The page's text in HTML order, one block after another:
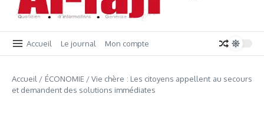
Accueil Le journal Mon compte
Accueil / ÉCONOMIE/Vie chère : Les citoyens appellent au secours
et demandent des solutions immédiates